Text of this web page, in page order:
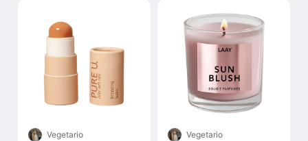
Vegetario
Vegetario